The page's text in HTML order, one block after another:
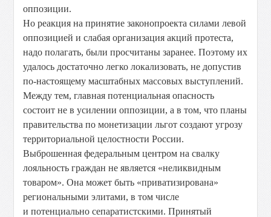
оппозиции.
Но реакция на принятие законопроекта силами левой
оппозицией и слабая организация акций протеста,
надо полагать, были просчитаны заранее. Поэтому их
удалось достаточно легко локализовать, не допустив
по-настоящему масштабных массовых выступлений.
Между тем, главная потенциальная опасность
состоит не в усилении оппозиции, а в том, что планы
правительства по монетизации льгот создают угрозу
территориальной целостности России.
Выброшенная федеральным центром на свалку
лояльность граждан не является «неликвидным
товаром». Она может быть «приватизирована»
региональными элитами, в том числе
и потенциально сепаратистскими. Принятый